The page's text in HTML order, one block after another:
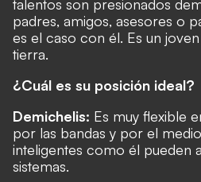
talentos son presionados
padres, amigos, asesores o
es el caso con él. Es un
tierra.
¿Cuál es su posición ideal?
Demichelis: Es muy flexible
por las bandas y por el
inteligentes como él pueden
sistemas.